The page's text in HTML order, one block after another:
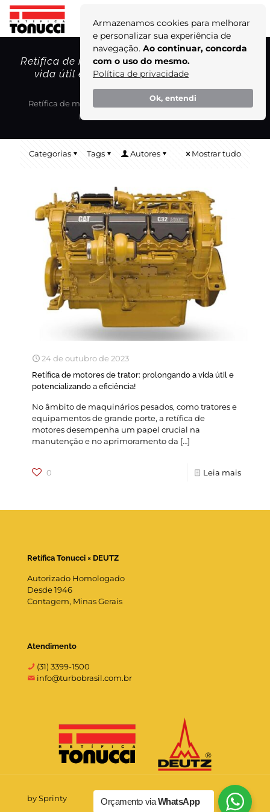
Armazenamos cookies para melhorar
e personalizar sua experiência de
navegação. Ao continuar, concorda
com o uso do mesmo.
Política de privacidade
Ok, entendi
Retífica de motores de trator: prolongando a
vida útil e potencializando a eficiência!
Home
Blog
Retífica de motores de trator: prolongando a vida útil e
potencializando a eficiência!
Categorias Tags Autores Mostrar tudo
24 de outubro de 2023
Retífica de motores de trator: prolongando a vida útil e
potencializando a eficiência!
No âmbito de maquinários pesados, como tratores e
equipamentos de grande porte, a retífica de
motores desempenha um papel crucial na
manutenção e no aprimoramento da […]
0 Leia mais
Retífica Tonucci × DEUTZ
Autorizado Homologado
Desde 1946
Contagem, Minas Gerais
Atendimento
(31) 3399-1500
info@turbobrasil.com.br
by Sprinty Orçamento viaWhatsApp